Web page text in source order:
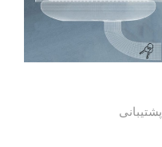
پشتیبانی